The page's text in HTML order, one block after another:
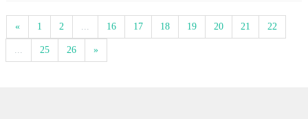
« 1 2 16 17 18 19 20 21 22
25 26 »